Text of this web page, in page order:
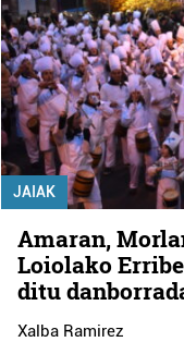
JAIAK
Amaran,
Loiolako
ditu
Xalba Ramirez